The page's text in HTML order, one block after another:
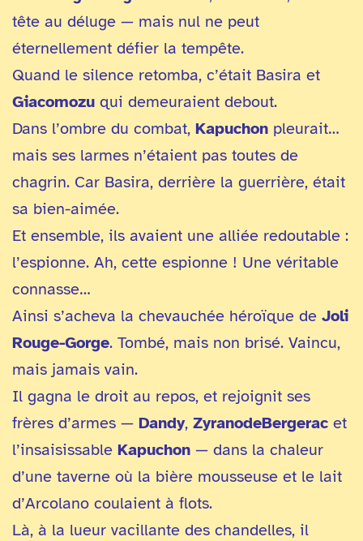
tête au déluge — mais nul ne peut
éternellement défier la tempête.
Quand le silence retomba, c’était Basira et
Giacomozu qui demeuraient debout.
Dans l’ombre du combat, Kapuchon pleurait…
mais ses larmes n’étaient pas toutes de
chagrin. Car Basira, derrière la guerrière, était
sa bien-aimée.
Et ensemble, ils avaient une alliée redoutable :
l’espionne. Ah, cette espionne ! Une véritable
connasse…
Ainsi s’acheva la chevauchée héroïque de Joli
Rouge-Gorge. Tombé, mais non brisé. Vaincu,
mais jamais vain.
Il gagna le droit au repos, et rejoignit ses
frères d’armes — Dandy, ZyranodeBergerac et
l’insaisissable Kapuchon — dans la chaleur
d’une taverne où la bière mousseuse et le lait
d’Arcolano coulaient à flots.
Là, à la lueur vacillante des chandelles, il